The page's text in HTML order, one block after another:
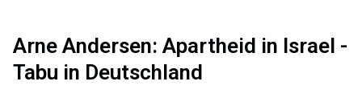
Arne Andersen: Apartheid in Israel -
Tabu in Deutschland